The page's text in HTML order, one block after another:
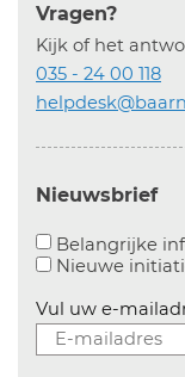
Vragen?
Kijk of het
035 - 24 00 118
Nieuwsbrief
Belangrijke
Nieuwe
Vul uw e-